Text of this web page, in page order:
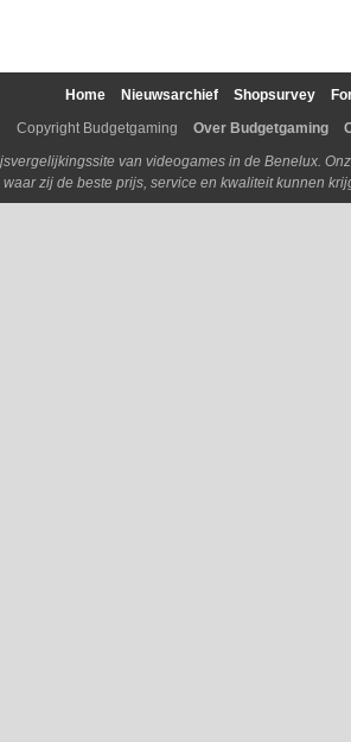
Home Nieuwsarchief Shopsurvey
Copyright Budgetgaming
Over Budgetgaming
van videogames in de Benelux.
zij de beste prijs, service en kwaliteit kunnen